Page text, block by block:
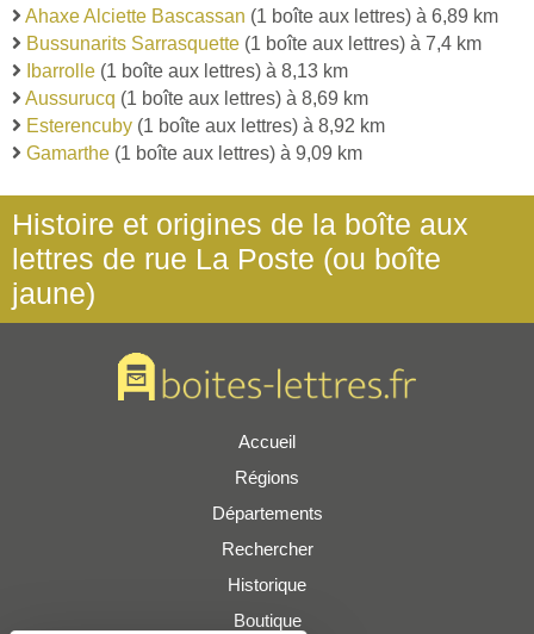
Ahaxe Alciette Bascassan (1 boîte aux lettres) à 6,89 km
Bussunarits Sarrasquette (1 boîte aux lettres) à 7,4 km
Ibarrolle (1 boîte aux lettres) à 8,13 km
Aussurucq (1 boîte aux lettres) à 8,69 km
Esterencuby (1 boîte aux lettres) à 8,92 km
Gamarthe (1 boîte aux lettres) à 9,09 km
Histoire et origines de la boîte aux
lettres de rue La Poste (ou boîte
jaune)
Accueil
Régions
Départements
Rechercher
Historique
Boutique